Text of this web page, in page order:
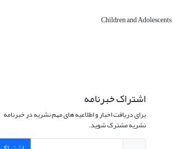
Children and Adolescents
اشتراک خبرنامه
برای دریافت اخبار و اطلاعیه های مهم نشریه در خبرنامه
نشریه مشترک شوید.